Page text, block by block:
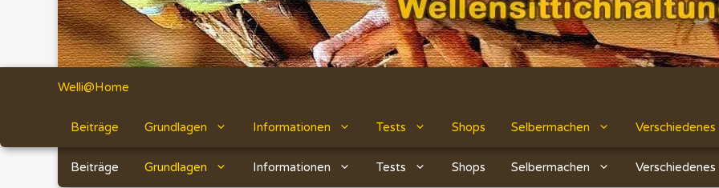
Welli@Home
Beiträge Grundlagen Informationen Tests Shops Selbermachen Verschiedenes
Beiträge Grundlagen Informationen Tests Shops Selbermachen Verschiedenes